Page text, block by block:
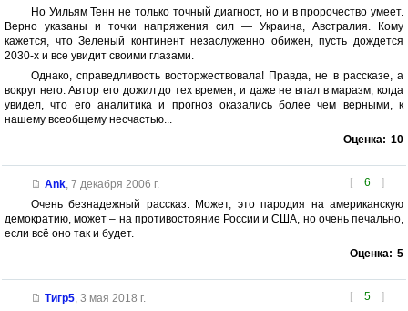
Но Уильям Тенн не только точный диагност, но и в пророчество умеет.
Верно указаны и точки напряжения сил — Украина, Австралия. Кому
кажется, что Зеленый континент незаслуженно обижен, пусть дождется
2030-х и все увидит своими глазами.
Однако, справедливость восторжествовала! Правда, не в рассказе, а
вокруг него. Автор его дожил до тех времен, и даже не впал в маразм, когда
увидел, что его аналитика и прогноз оказались более чем верными, к
нашему всеобщему несчастью...
Оценка: 10
[ 6 ]
Ank, 7 декабря 2006 г.
Очень безнадежный рассказ. Может, это пародия на американскую
демократию, может – на противостояние России и США, но очень печально,
если всё оно так и будет.
Оценка: 5
[ 5 ]
Тигр5, 3 мая 2018 г.